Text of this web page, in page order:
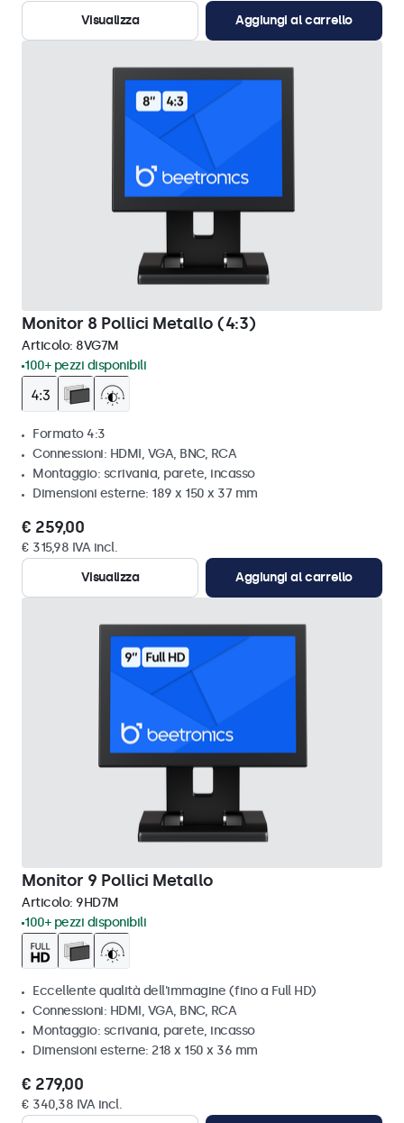
Visualizza
Aggiungi al carrello
Monitor 8 Pollici Metallo (4:3)
Articolo: 8VG7M
100+ pezzi disponibili
Formato 4:3
Connessioni: HDMI, VGA, BNC, RCA
Montaggio: scrivania, parete, incasso
Dimensioni esterne: 189 x 150 x 37 mm
€ 259,00
€ 315,98 IVA incl.
Visualizza
Aggiungi al carrello
Monitor 9 Pollici Metallo
Articolo: 9HD7M
100+ pezzi disponibili
Eccellente qualità dell'immagine (fino a Full HD)
Connessioni: HDMI, VGA, BNC, RCA
Montaggio: scrivania, parete, incasso
Dimensioni esterne: 218 x 150 x 36 mm
€ 279,00
€ 340,38 IVA incl.